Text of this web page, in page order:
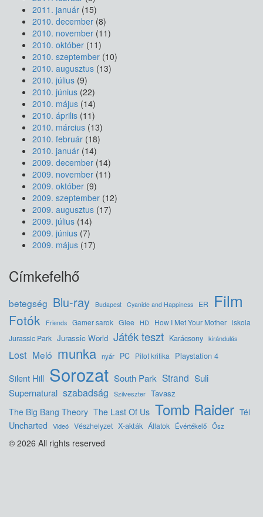
2011. január (15)
2010. december (8)
2010. november (11)
2010. október (11)
2010. szeptember (10)
2010. augusztus (13)
2010. július (9)
2010. június (22)
2010. május (14)
2010. április (11)
2010. március (13)
2010. február (18)
2010. január (14)
2009. december (14)
2009. november (11)
2009. október (9)
2009. szeptember (12)
2009. augusztus (17)
2009. július (14)
2009. június (7)
2009. május (17)
Címkefelhő
betegség Blu-ray Budapest Cyanide and Happiness ER Film
Fotók Friends Gamer sarok Glee HD How I Met Your Mother iskola
Jurassic Park Jurassic World Játék teszt Karácsony kirándulás
Lost Meló munka nyár PC Pilot kritika Playstation 4
Silent Hill Sorozat South Park Strand Suli
Supernatural szabadság Szilveszter Tavasz
The Big Bang Theory The Last Of Us Tomb Raider Tél
Uncharted Videó Vészhelyzet X-akták Állatok Évértékelő Ősz
© 2026 All rights reserved